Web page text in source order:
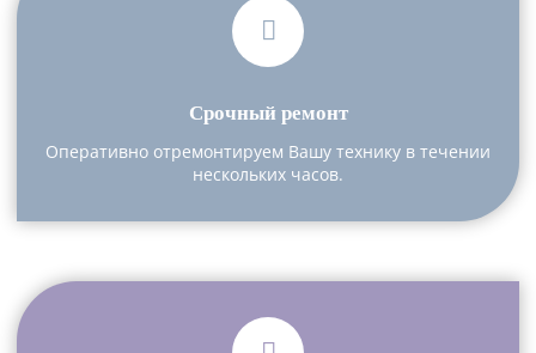
Срочный ремонт
Оперативно отремонтируем Вашу технику в течении
нескольких часов.